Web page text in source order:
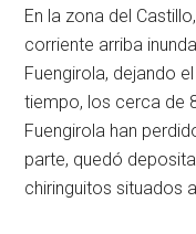
En la zona del
corriente arriba
Fuengirola, dejando
tiempo, los cerca de
Fuengirola han
parte, quedó
chiringuitos situados